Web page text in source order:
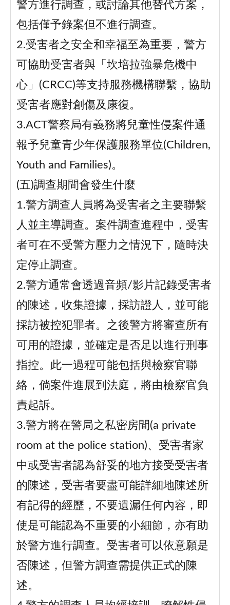
警方進行調查，或討論其他替代方案，
包括僅予錄案但不進行調查。
2.受害者之安全和幸福至為重要，警方
可協助受害者與「坎培拉強暴危機中
心」(CRCC)等支持服務機構聯繫，協助
受害者應對創傷及康復。
3.ACT警察局有義務將兒童性侵案件通
報予兒童青少年保護服務單位(Children,
Youth and Families)。
(五)調查期間會發生什麼
1.警方調查人員將為受害者之主要聯繫
人並主導調查。案件調查進程中，受害
者可在不受警方壓力之情況下，隨時決
定停止調查。
2.警方通常會透過音頻/影片記錄受害者
的陳述，收集證據，採訪證人，並可能
採訪被控犯罪者。之後警方將審查所有
可用的證據，並確定是否足以進行刑事
指控。此一過程可能包括與檢察官聯
絡，倘案件進展到法庭，將由檢察官負
責起訴。
3.警方將在警局之私密房間(a private
room at the police station)、受害者家
中或受害者認為舒妥的地方接受受害者
的陳述，受害者要盡可能詳細地陳述所
有記得的經歷，不要遺漏任何內容，即
使是可能認為不重要的小細節，亦有助
於警方進行調查。受害者可以依意願是
否陳述，但警方調查需提供正式的陳
述。